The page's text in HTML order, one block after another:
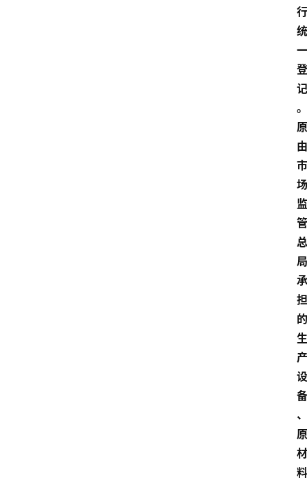
行
统
一
登
记
。
原
由
市
场
监
管
总
局
承
担
的
生
产
设
备
、
原
材
料